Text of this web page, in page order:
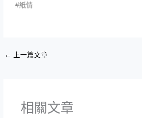
#紙情
← 上一篇文章
相關文章